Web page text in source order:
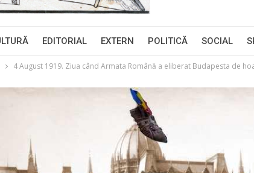
EDITORIAL EXTERN POLITICĂ SOCIAL
4 August 1919. Ziua când Armata Română a eliberat Budapesta de